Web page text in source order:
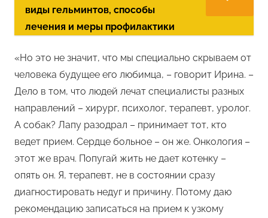
виды гельминтов, способы
лечения и меры профилактики
«Но это не значит, что мы специально скрываем от
человека будущее его любимца, – говорит Ирина. –
Дело в том, что людей лечат специалисты разных
направлений – хирург, психолог, терапевт, уролог.
А собак? Лапу разодрал – принимает тот, кто
ведет прием. Сердце больное – он же. Онкология –
этот же врач. Попугай жить не дает котенку –
опять он. Я, терапевт, не в состоянии сразу
диагностировать недуг и причину. Потому даю
рекомендацию записаться на прием к узкому